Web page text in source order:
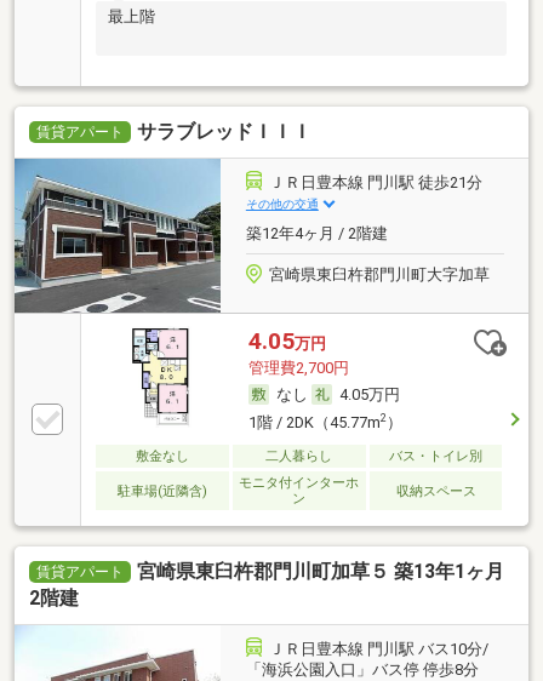
最上階
賃貸アパート サラブレッドＩＩＩ
ＪＲ日豊本線 門川駅 徒歩21分
その他の交通
築12年4ヶ月 / 2階建
宮崎県東臼杵郡門川町大字加草
4.05万円
管理費2,700円
なし
4.05万円
1階 / 2DK（45.77m2）
敷金なし 二人暮らし バス・トイレ別
駐車場(近隣含)
モニタ付インターホ
ン
収納スペース
賃貸アパート
宮崎県東臼杵郡門川町加草５ 築13年1ヶ月
2階建
ＪＲ日豊本線 門川駅 バス10分/
「海浜公園入口」バス停 停歩8分